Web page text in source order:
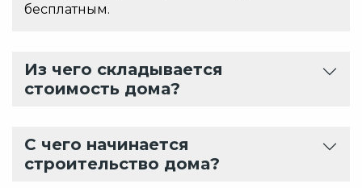
бесплатным.
Из чего складывается
стоимость дома?
С чего начинается
строительство дома?